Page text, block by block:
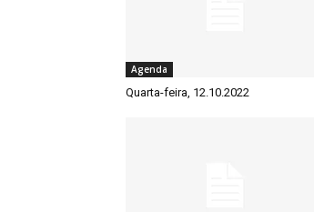
Agenda
Quarta-feira, 12.10.2022